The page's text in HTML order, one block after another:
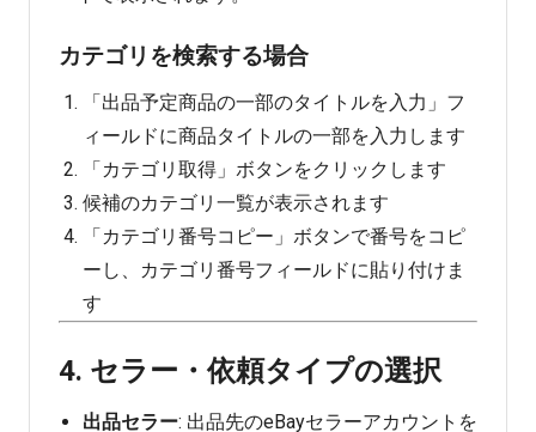
カテゴリを検索する場合
「出品予定商品の一部のタイトルを入力」フ
ィールドに商品タイトルの一部を入力します
「カテゴリ取得」ボタンをクリックします
候補のカテゴリ一覧が表示されます
「カテゴリ番号コピー」ボタンで番号をコピ
ーし、カテゴリ番号フィールドに貼り付けま
す
4. セラー・依頼タイプの選択
出品セラー: 出品先のeBayセラーアカウントを